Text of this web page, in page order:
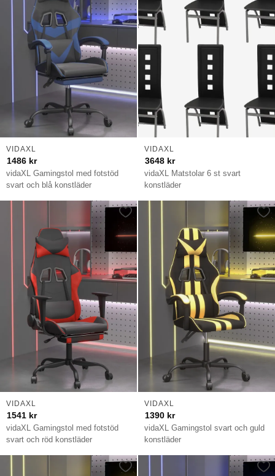
vidaXL Gamingstol med fotstöd
svart och blå konstläder
VIDAXL
1486 kr
vidaXL Matstolar 6 st svart
konstläder
VIDAXL
3648 kr
vidaXL Gamingstol med fotstöd
svart och röd konstläder
VIDAXL
1541 kr
vidaXL Gamingstol svart och guld
konstläder
VIDAXL
1390 kr